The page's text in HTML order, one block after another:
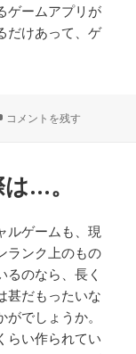
ゲームアプリが
だけあって、ゲ
SNSを使ったソーシャル
コメントを残す
…。
ルゲームも、現
ランク上のもの
るのなら、長く
甚だもったいな
でしょうか。
らい作られてい